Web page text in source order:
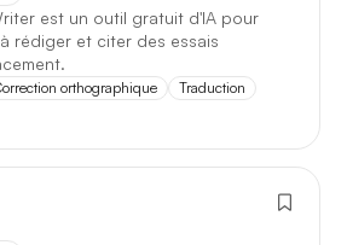
est un outil gratuit d'IA pour
rédiger et citer des essais
orthographique
Traduction